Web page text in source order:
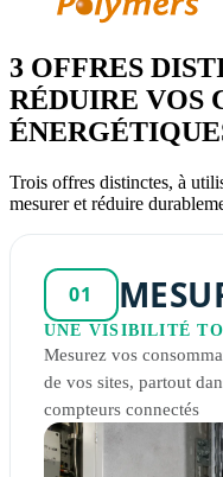
3 OFFRES
RÉDUIRE VOS
Trois offres distinctes, à
mesurer et réduire
01
UNE VISIBILITÉ
Mesurez vos
de vos sites, partout
compteurs connectés